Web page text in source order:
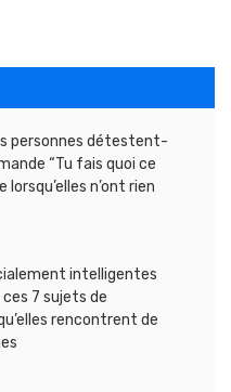
personnes détestent-
“Tu fais quoi ce
n’ont rien
intelligentes
7 sujets de
rencontrent de